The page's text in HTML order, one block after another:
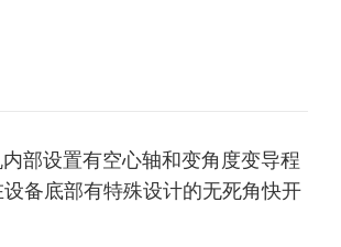
部设置有空心轴和变角度变导程
备底部有特殊设计的无死角快开